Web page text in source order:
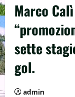
Marco
sette
gol.
admin